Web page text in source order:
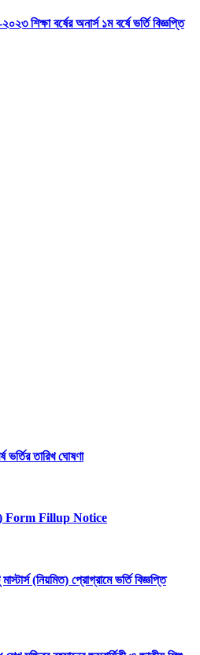
শিক্ষা বর্ষের অনার্স ১ম বর্ষে ভর্তি বিজ্ঞপ্তি
ভর্তির তারিখ ঘোষণা
Form Fillup Notice
(নিয়মিত) প্রোগ্রামে ভর্তি বিজ্ঞপ্তি